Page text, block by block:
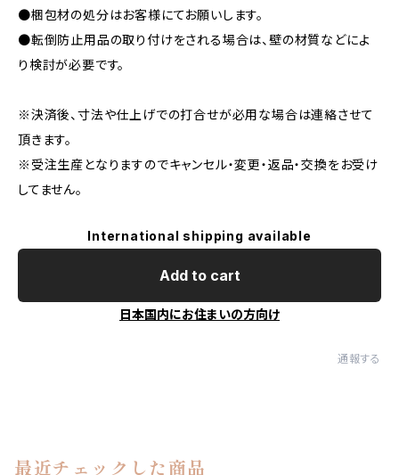
●梱包材の処分はお客様にてお願いします。
●転倒防止用品の取り付けをされる場合は、壁の材質などによ
り検討が必要です。
※決済後、寸法や仕上げでの打合せが必用な場合は連絡させて
頂きます。
※受注生産となりますのでキャンセル・変更・返品・交換をお受け
してません。
International shipping available
Add to cart
日本国内にお住まいの方向け
通報する
最近チェックした商品